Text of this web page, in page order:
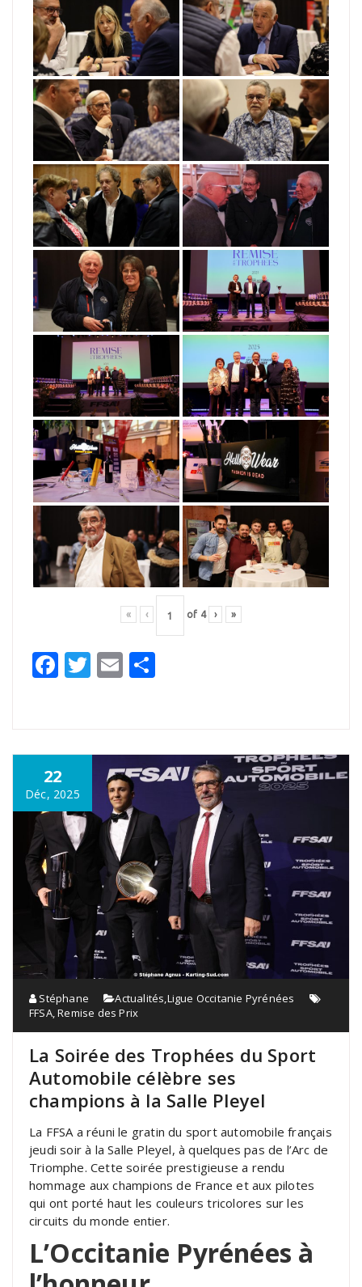
« ‹ of 4 › »
Facebook
Twitter
Email
22
Déc, 2025
Stéphane Actualités,Ligue Occitanie Pyrénées
FFSA,Remise des Prix
La Soirée des Trophées du Sport
Automobile célèbre ses
champions à la Salle Pleyel
La FFSA a réuni le gratin du sport automobile français
jeudi soir à la Salle Pleyel, à quelques pas de l’Arc de
Triomphe. Cette soirée prestigieuse a rendu
hommage aux champions de France et aux pilotes
qui ont porté haut les couleurs tricolores sur les
circuits du monde entier.
L’Occitanie Pyrénées à